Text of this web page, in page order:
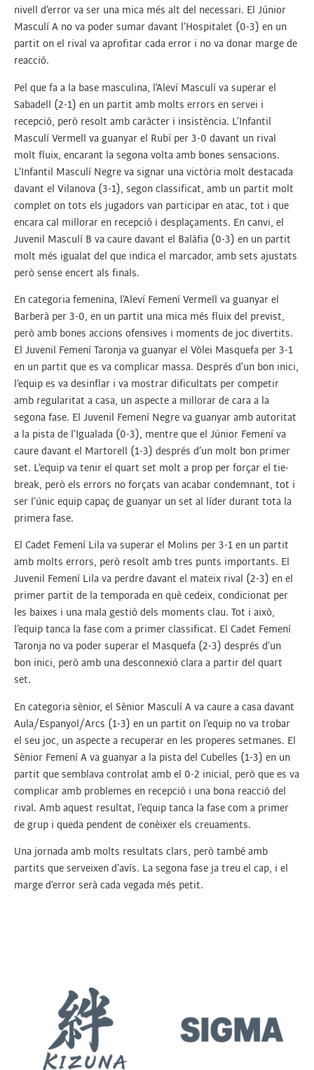
nivell d’error va ser una mica més alt del necessari. El Júnior
Masculí A no va poder sumar davant l’Hospitalet (0-3) en un
partit on el rival va aprofitar cada error i no va donar marge de
reacció.
Pel que fa a la base masculina, l’Aleví Masculí va superar el
Sabadell (2-1) en un partit amb molts errors en servei i
recepció, però resolt amb caràcter i insistència. L’Infantil
Masculí Vermell va guanyar el Rubí per 3-0 davant un rival
molt fluix, encarant la segona volta amb bones sensacions.
L’Infantil Masculí Negre va signar una victòria molt destacada
davant el Vilanova (3-1), segon classificat, amb un partit molt
complet on tots els jugadors van participar en atac, tot i que
encara cal millorar en recepció i desplaçaments. En canvi, el
Juvenil Masculí B va caure davant el Balàfia (0-3) en un partit
molt més igualat del que indica el marcador, amb sets ajustats
però sense encert als finals.
En categoria femenina, l’Aleví Femení Vermell va guanyar el
Barberà per 3-0, en un partit una mica més fluix del previst,
però amb bones accions ofensives i moments de joc divertits.
El Juvenil Femení Taronja va guanyar el Vòlei Masquefa per 3-1
en un partit que es va complicar massa. Després d’un bon inici,
l’equip es va desinflar i va mostrar dificultats per competir
amb regularitat a casa, un aspecte a millorar de cara a la
segona fase. El Juvenil Femení Negre va guanyar amb autoritat
a la pista de l’Igualada (0-3), mentre que el Júnior Femení va
caure davant el Martorell (1-3) després d’un molt bon primer
set. L’equip va tenir el quart set molt a prop per forçar el tie-
break, però els errors no forçats van acabar condemnant, tot i
ser l’únic equip capaç de guanyar un set al líder durant tota la
primera fase.
El Cadet Femení Lila va superar el Molins per 3-1 en un partit
amb molts errors, però resolt amb tres punts importants. El
Juvenil Femení Lila va perdre davant el mateix rival (2-3) en el
primer partit de la temporada en què cedeix, condicionat per
les baixes i una mala gestió dels moments clau. Tot i això,
l’equip tanca la fase com a primer classificat. El Cadet Femení
Taronja no va poder superar el Masquefa (2-3) després d’un
bon inici, però amb una desconnexió clara a partir del quart
set.
En categoria sènior, el Sènior Masculí A va caure a casa davant
Aula/Espanyol/Arcs (1-3) en un partit on l’equip no va trobar
el seu joc, un aspecte a recuperar en les properes setmanes. El
Sènior Femení A va guanyar a la pista del Cubelles (1-3) en un
partit que semblava controlat amb el 0-2 inicial, però que es va
complicar amb problemes en recepció i una bona reacció del
rival. Amb aquest resultat, l’equip tanca la fase com a primer
de grup i queda pendent de conèixer els creuaments.
Una jornada amb molts resultats clars, però també amb
partits que serveixen d’avís. La segona fase ja treu el cap, i el
marge d’error serà cada vegada més petit.